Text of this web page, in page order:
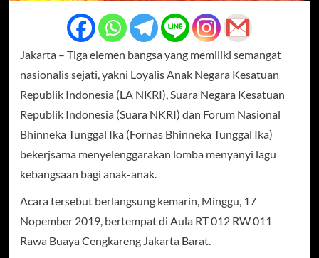
Jakarta – Tiga elemen bangsa yang memiliki semangat
nasionalis sejati, yakni Loyalis Anak Negara Kesatuan
Republik Indonesia (LA NKRI), Suara Negara Kesatuan
Republik Indonesia (Suara NKRI) dan Forum Nasional
Bhinneka Tunggal Ika (Fornas Bhinneka Tunggal Ika)
bekerjsama menyelenggarakan lomba menyanyi lagu
kebangsaan bagi anak-anak.
Acara tersebut berlangsung kemarin, Minggu, 17
Nopember 2019, bertempat di Aula RT 012 RW 011
Rawa Buaya Cengkareng Jakarta Barat.